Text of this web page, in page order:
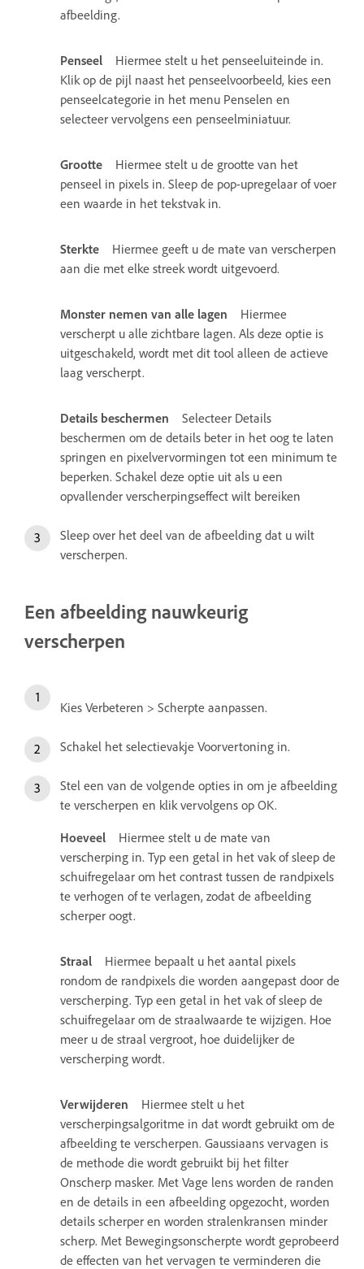
afbeelding.
Penseel
Hiermee stelt u het penseeluiteinde in.
Klik op de pijl naast het penseelvoorbeeld, kies een
penseelcategorie in het menu Penselen en
selecteer vervolgens een penseelminiatuur.
Grootte
Hiermee stelt u de grootte van het
penseel in pixels in. Sleep de pop-upregelaar of voer
een waarde in het tekstvak in.
Sterkte
Hiermee geeft u de mate van verscherpen
aan die met elke streek wordt uitgevoerd.
Monster nemen van alle lagen
Hiermee
verscherpt u alle zichtbare lagen. Als deze optie is
uitgeschakeld, wordt met dit tool alleen de actieve
laag verscherpt.
Details beschermen
Selecteer Details
beschermen om de details beter in het oog te laten
springen en pixelvervormingen tot een minimum te
beperken. Schakel deze optie uit als u een
opvallender verscherpingseffect wilt bereiken
Sleep over het deel van de afbeelding dat u wilt
verscherpen.
Een afbeelding nauwkeurig
verscherpen
Kies Verbeteren > Scherpte aanpassen.
Schakel het selectievakje Voorvertoning in.
Stel een van de volgende opties in om je afbeelding
te verscherpen en klik vervolgens op OK.
Hoeveel
Hiermee stelt u de mate van
verscherping in. Typ een getal in het vak of sleep de
schuifregelaar om het contrast tussen de randpixels
te verhogen of te verlagen, zodat de afbeelding
scherper oogt.
Straal
Hiermee bepaalt u het aantal pixels
rondom de randpixels die worden aangepast door de
verscherping. Typ een getal in het vak of sleep de
schuifregelaar om de straalwaarde te wijzigen. Hoe
meer u de straal vergroot, hoe duidelijker de
verscherping wordt.
Verwijderen
Hiermee stelt u het
verscherpingsalgoritme in dat wordt gebruikt om de
afbeelding te verscherpen. Gaussiaans vervagen is
de methode die wordt gebruikt bij het filter
Onscherp masker. Met Vage lens worden de randen
en de details in een afbeelding opgezocht, worden
details scherper en worden stralenkransen minder
scherp. Met Bewegingsonscherpte wordt geprobeerd
de effecten van het vervagen te verminderen die